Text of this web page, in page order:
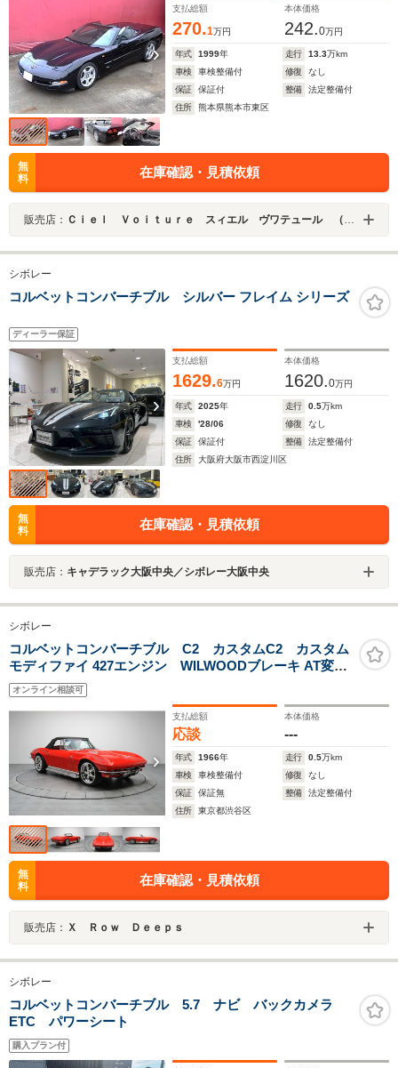
支払総額
270.1万円
本体価格
242.0万円
年式 1999年 走行 13.3万km
車検
車検整備付 修復
なし
保証
保証付 整備
法定整備付
住所
熊本県熊本市東区
無
料
在庫確認・見積依頼
販売店： Ｃｉｅｌ Ｖｏｉｔｕｒｅ スィエル ヴワテュール （株）パインプレイン
シボレー
コルベットコンバーチブル シルバー フレイム シリーズ
ディーラー保証
支払総額
1629.6万円
本体価格
1620.0万円
年式 2025年 走行 0.5万km
車検
'28/06 修復
なし
保証
保証付 整備
法定整備付
住所
大阪府大阪市西淀川区
無
料
在庫確認・見積依頼
販売店： キャデラック大阪中央／シボレー大阪中央
シボレー
コルベットコンバーチブル C2 カスタムC2 カスタム
モディファイ 427エンジン WILWOODブレーキ AT変更
済み WILWOODブレーキ A/C 各賞受賞車
オンライン相談可
支払総額
応談
本体価格
---
年式 1966年 走行 0.5万km
車検
車検整備付 修復
なし
保証
保証無 整備
法定整備付
住所
東京都渋谷区
無
料
在庫確認・見積依頼
販売店： Ｘ Ｒｏｗ Ｄｅｅｐｓ
シボレー
コルベットコンバーチブル 5.7 ナビ バックカメラ
ETC パワーシート
購入プラン付